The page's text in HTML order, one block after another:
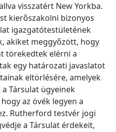
visszatért New Yorkba.
kierőszakolni bizonyos
igazgatótestületének
akiket meggyőzött, hogy
törekedtek elérni a
egy határozati javaslatot
eltörlésére, amelyek
Társulat ügyeinek
az övék legyen a
Rutherford testvér jogi
a Társulat érdekeit,